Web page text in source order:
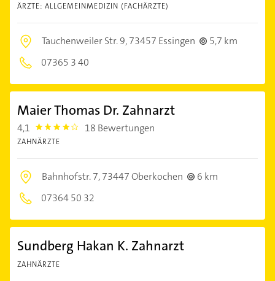
ÄRZTE: ALLGEMEINMEDIZIN (FACHÄRZTE)
Tauchenweiler Str. 9,73457 Essingen
5,7 km
07365 3 40
Maier Thomas Dr. Zahnarzt
4,1 4.1 18 Bewertungen
ZAHNÄRZTE
Bahnhofstr. 7,73447 Oberkochen
6 km
07364 50 32
Sundberg Hakan K. Zahnarzt
ZAHNÄRZTE